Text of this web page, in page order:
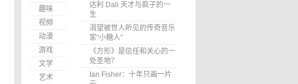
趣味
视频
动漫
游戏
文学
艺术
达利 Dali 天才与疯子的一
生
渴望被世人听见的传奇音乐
家“小糖人”
《方形》是信任和关心的一
处圣地？
Ian Fisher：十年只画一片